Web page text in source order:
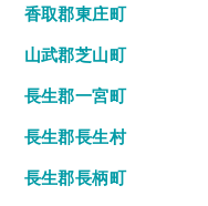
香取郡東庄町
山武郡芝山町
長生郡一宮町
長生郡長生村
長生郡長柄町